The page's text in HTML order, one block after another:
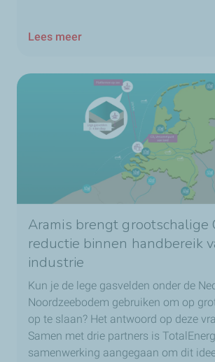
Lees meer
Aramis brengt grootschalige
reductie binnen handbereik
industrie
Kun je de lege gasvelden onder de
Noordzeebodem gebruiken om op
op te slaan? Het antwoord op deze
Samen met drie partners is
samenwerking aangegaan om dit